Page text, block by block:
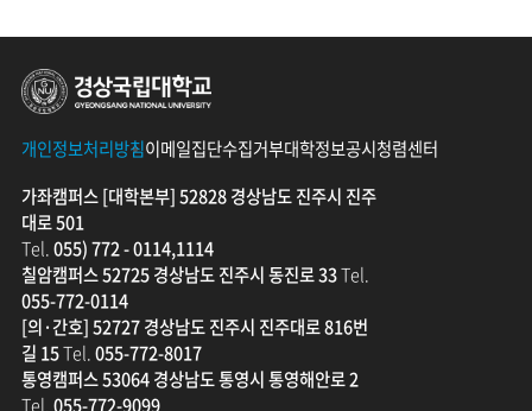
개인정보처리방침이메일집단수집거부대학정보공시청렴센터
가좌캠퍼스 [대학본부] 52828 경상남도 진주시 진주
대로 501
Tel.055) 772 - 0114,1114
칠암캠퍼스 52725 경상남도 진주시 동진로 33Tel.
055-772-0114
[의·간호] 52727 경상남도 진주시 진주대로 816번
길 15Tel.055-772-8017
통영캠퍼스 53064 경상남도 통영시 통영해안로 2
Tel.055-772-9099